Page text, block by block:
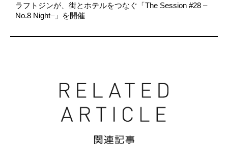
ラフトジンが、街とホテルをつなぐ「The Session #28 –
No.8 Night–」を開催